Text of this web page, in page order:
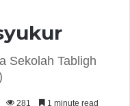
Sekolah Tabligh
281 1 minute read